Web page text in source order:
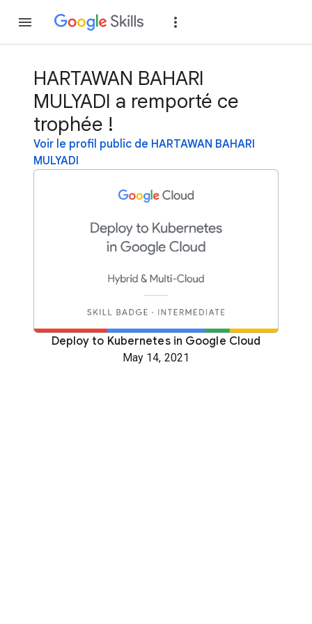
HARTAWAN BAHARI
MULYADI a remporté ce
trophée !
Voir le profil public de HARTAWAN BAHARI
MULYADI